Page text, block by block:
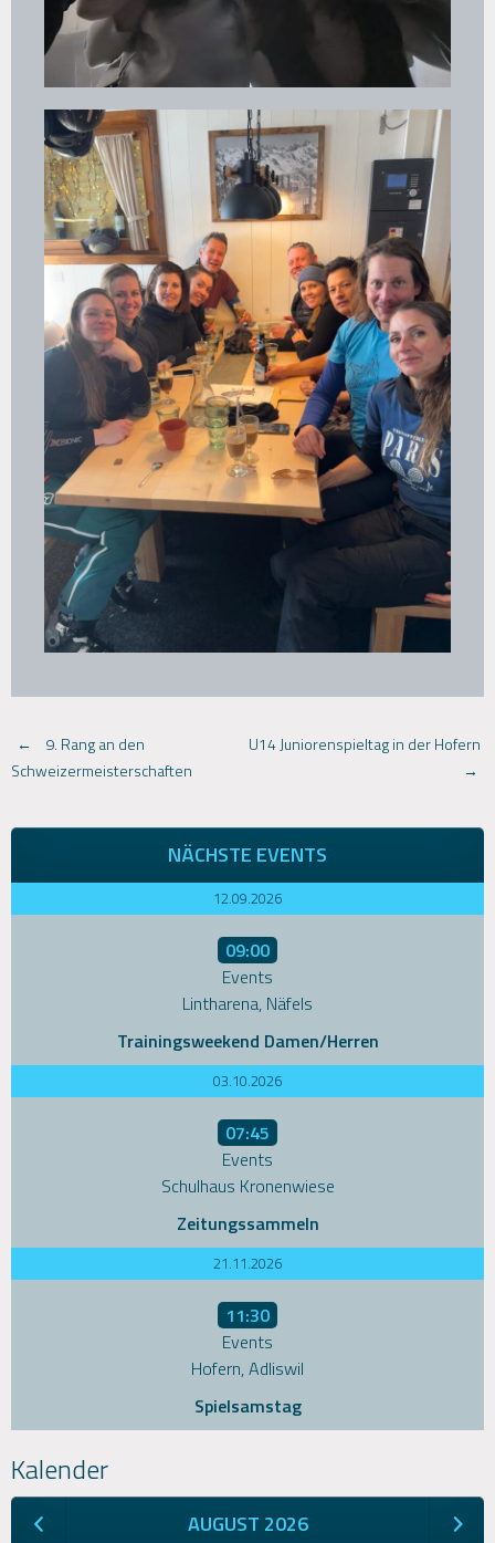
Post
navigation
←
9. Rang an den
Schweizermeisterschaften
U14 Juniorenspieltag in der Hofern
→
NÄCHSTE EVENTS
12.09.2026
09:00
Events
Lintharena, Näfels
Trainingsweekend Damen/Herren
03.10.2026
07:45
Events
Schulhaus Kronenwiese
Zeitungssammeln
21.11.2026
11:30
Events
Hofern, Adliswil
Spielsamstag
Kalender
AUGUST 2026